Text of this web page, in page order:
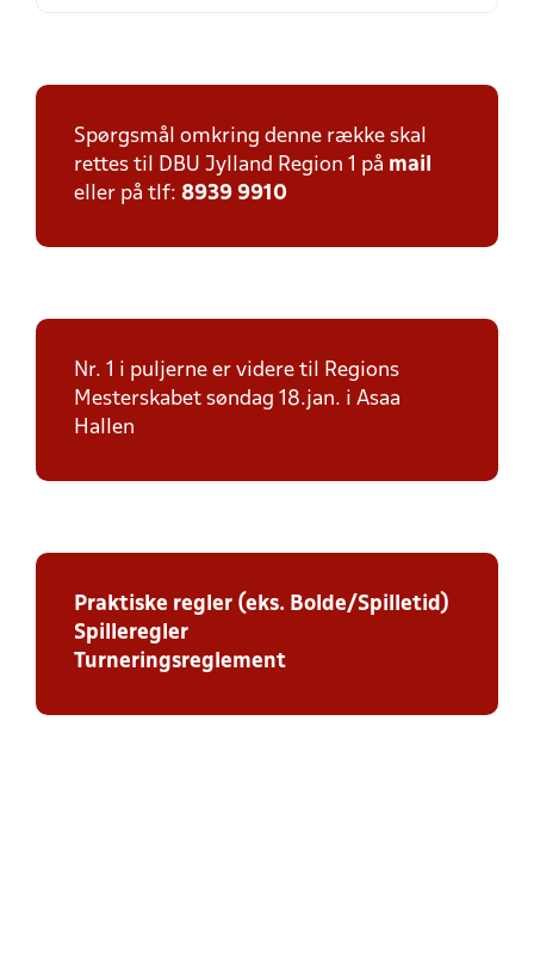
Spørgsmål omkring denne række skal
rettes til DBU Jylland Region 1 på mail
eller på tlf: 8939 9910
Nr. 1 i puljerne er videre til Regions
Mesterskabet søndag 18.jan. i Asaa
Hallen
Praktiske regler (eks. Bolde/Spilletid)
Spilleregler
Turneringsreglement